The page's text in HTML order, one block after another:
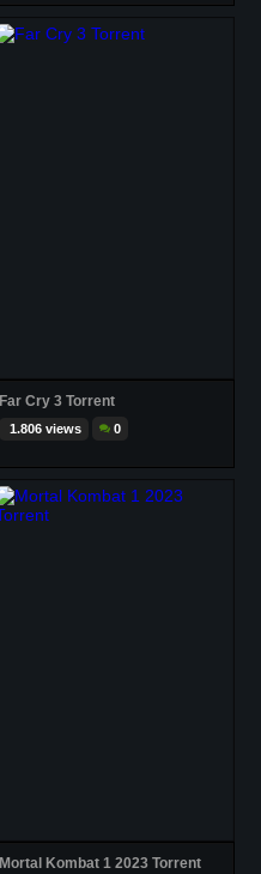
Far Cry 3 Torrent
1.806 views 0
Mortal Kombat 1 2023 Torrent